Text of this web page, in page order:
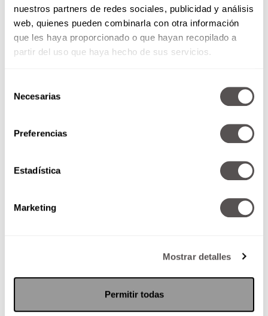
nuestros partners de redes sociales, publicidad y análisis
web, quienes pueden combinarla con otra información
que les haya proporcionado o que hayan recopilado a
partir del uso que haya hecho de sus servicios.
Necesarias
Preferencias
Estadística
Marketing
Mostrar detalles
Permitir todas
este año a la plataforma, los que más destacan